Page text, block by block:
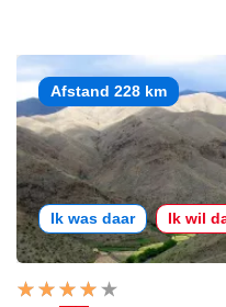
Afstand 228 km
Ik was daar Ik wil